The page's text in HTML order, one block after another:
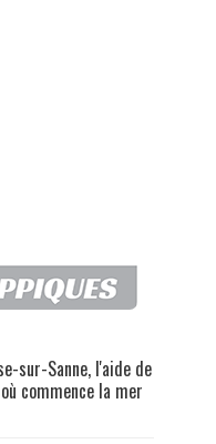
sur-Sanne, l'aide de
commence la mer